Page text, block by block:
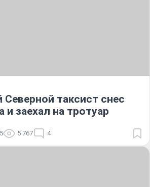
таксист снес
и заехал на тротуар
5 767 4